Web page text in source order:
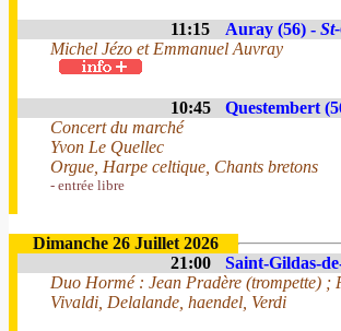
11:15 Auray (56) -
Michel Jézo et Emmanuel Auvray
10:45 Questembert
Concert du marché
Yvon Le Quellec
Orgue, Harpe celtique, Chants bretons
- entrée libre
Dimanche 26 Juillet 2026
21:00
Saint-Gildas-
Duo Hormé : Jean Pradère (trompette) ;
Vivaldi, Delalande, haendel, Verdi